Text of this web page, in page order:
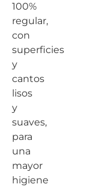
100%
regular,
con
superficies
y
cantos
lisos
y
suaves,
para
una
mayor
higiene